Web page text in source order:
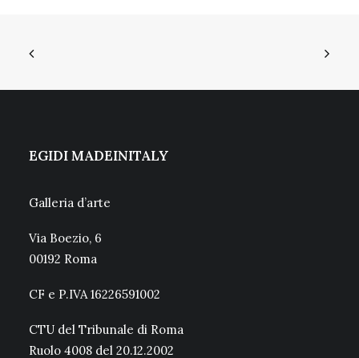
EGIDI MADEINITALY
Galleria d’arte
Via Boezio, 6
00192 Roma
CF e P.IVA 16226591002
CTU del Tribunale di Roma
Ruolo 4008 del 20.12.2002